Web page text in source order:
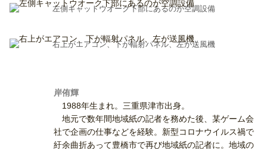
左側キャットウオーク下部にあるのが空調設備
右上がエアコン、下が輻射パネル、左が送風機
岸侑輝
1988年生まれ。三重県津市出身。
地元で数年間地域紙の記者を務めた後、某ゲーム会
社で企画の仕事などを経験。新型コロナウイルス禍で
紆余曲折あって豊橋市で再び地域紙の記者に。地域の